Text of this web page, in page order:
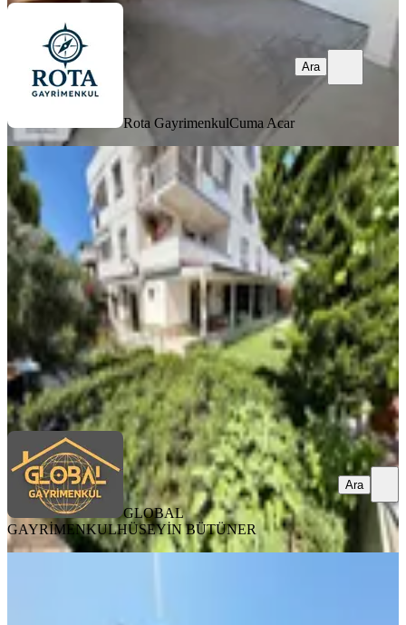
Rota GayrimenkulCuma Acar
Ara
YENİ
Global'den Denize 80 Mt. Satılık
Geniş Bahçeli 2+1 Daire
İzmir, Menderes
2+1· 150 m²·Bahçe katı ·06.08.2026
9.650.000 ₺
GLOBAL GAYRİMENKULHÜSEYİN BÜTÜNER
Ara
GLOBAL
GAYRİMENKULHÜSEYİN BÜTÜNER
Ara